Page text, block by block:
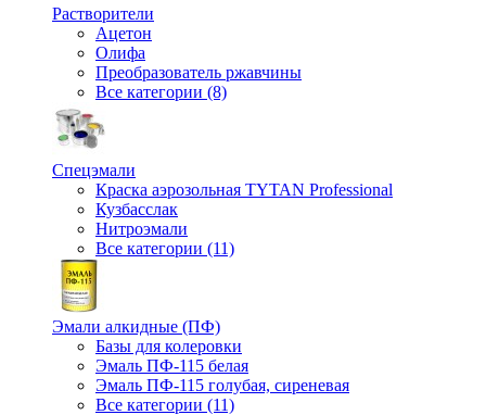
Растворители
Ацетон
Олифа
Преобразователь ржавчины
Все категории (8)
Спецэмали
Краска аэрозольная TYTAN Professional
Кузбасслак
Нитроэмали
Все категории (11)
Эмали алкидные (ПФ)
Базы для колеровки
Эмаль ПФ-115 белая
Эмаль ПФ-115 голубая, сиреневая
Все категории (11)